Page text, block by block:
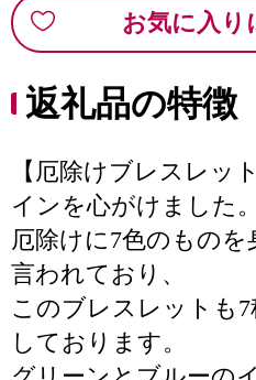
お気に入り
返礼品の特徴
【厄除けブレスレッ
インを心がけました。
厄除けに7色のものを
言われており、
このブレスレットも
しております。